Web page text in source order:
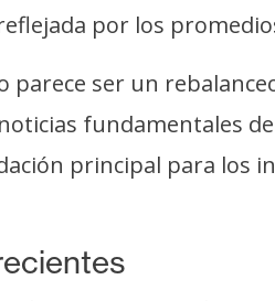
por los
ser un
fundamentales
principal para los